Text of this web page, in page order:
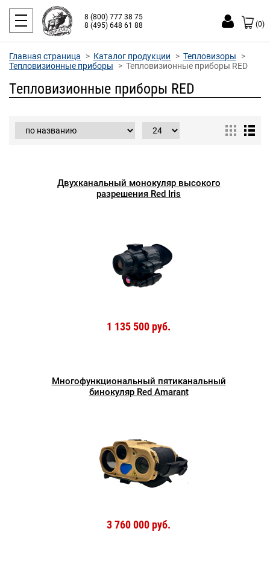
8 (800) 777 38 75
8 (495) 648 61 88
(0)
Главная страница Каталог продукции
Тепловизоры
Тепловизионные приборы
Тепловизионные приборы RED
Тепловизионные приборы RED
Двухканальный монокуляр высокого
разрешения Red Iris
1 135 500 руб.
Многофункциональный пятиканальный
бинокуляр Red Amarant
3 760 000 руб.